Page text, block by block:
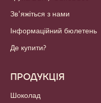
Зв'яжіться з нами
Інформаційний бюлетень
Де купити?
ПРОДУКЦІЯ
Шоколад